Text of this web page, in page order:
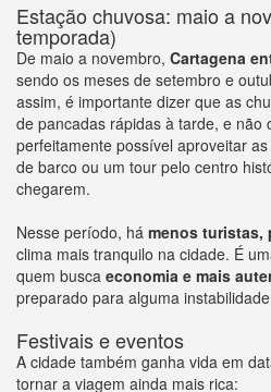
Estação chuvosa: maio a
temporada)
De maio a novembro, Cartagena
sendo os meses de setembro e
assim, é importante dizer que as
de pancadas rápidas à tarde, e não
perfeitamente possível aproveitar
de barco ou um tour pelo centro
chegarem.
Nesse período, há menos turistas,
clima mais tranquilo na cidade. É
quem busca economia e mais
preparado para alguma
Festivais e eventos
A cidade também ganha vida em
tornar a viagem ainda mais rica: